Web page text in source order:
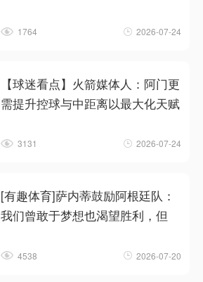
1764 2026-07-24
【球迷看点】火箭媒体人：阿门更
需提升控球与中距离以最大化天赋
3131 2026-07-24
[有趣体育]萨内蒂鼓励阿根廷队：
我们曾敢于梦想也渴望胜利，但
4538 2026-07-20